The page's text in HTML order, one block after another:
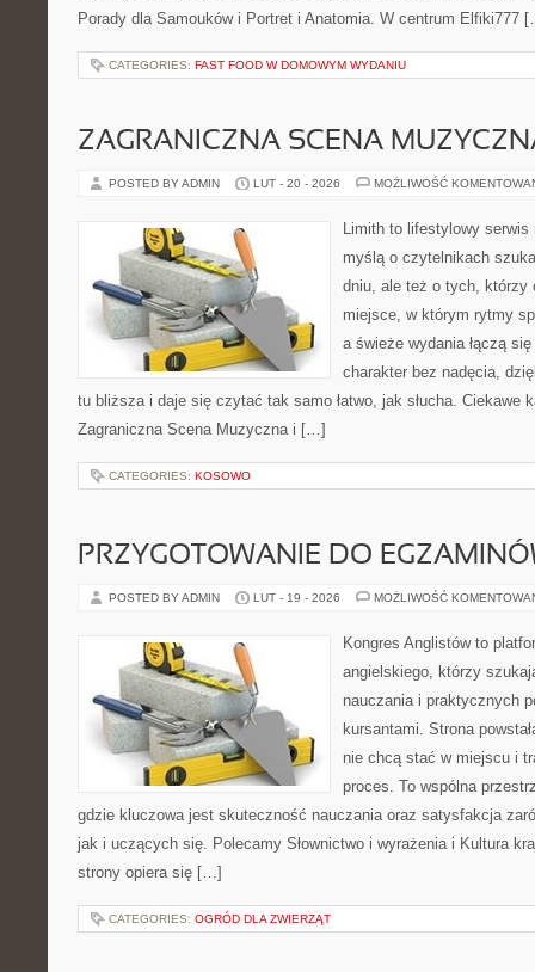
Porady dla Samouków i Portret i Anatomia. W centrum Elfiki777
CATEGORIES: FAST FOOD W DOMOWYM WYDANIU
ZAGRANICZNA SCENA
POSTED BY ADMIN LUT - 20 - 2026 MOŻLIWOŚĆ
Limith to lifestylowy
myślą o czytelnikach
dniu, ale też o tych, którzy
miejsce, w którym rytmy
a świeże wydania łączą
charakter bez nadęcia,
tu bliższa i daje się czytać tak samo łatwo, jak słucha. Ciekawe
Zagraniczna Scena Muzyczna i […]
CATEGORIES: KOSOWO
PRZYGOTOWANIE DO
POSTED BY ADMIN LUT - 19 - 2026 MOŻLIWOŚĆ
Kongres Anglistów to
angielskiego, którzy
nauczania i praktycznych
kursantami. Strona
nie chcą stać w miejscu i
proces. To wspólna
gdzie kluczowa jest skuteczność nauczania oraz satysfakcja
jak i uczących się. Polecamy Słownictwo i wyrażenia i Kultura
strony opiera się […]
CATEGORIES: OGRÓD DLA ZWIERZĄT